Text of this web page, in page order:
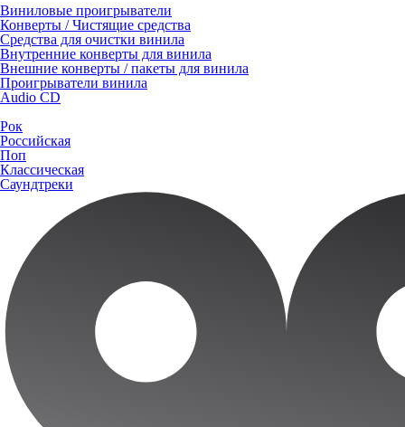
Виниловые проигрыватели
Конверты / Чистящие средства
Средства для очистки винила
Внутренние конверты для винила
Внешние конверты / пакеты для винила
Проигрыватели винила
Audio CD
Рок
Российская
Поп
Классическая
Саундтреки